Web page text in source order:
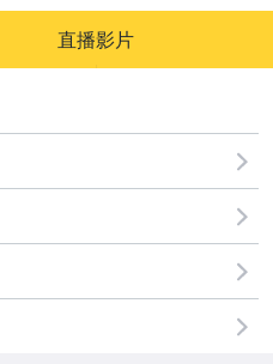
直播影片